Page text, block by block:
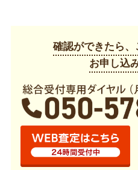
確認ができたら
お申し込